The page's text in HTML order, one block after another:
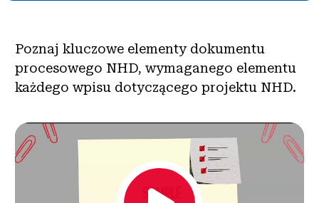
Zaangażować się
Poznaj kluczowe elementy dokumentu
procesowego NHD, wymaganego elementu
każdego wpisu dotyczącego projektu NHD.